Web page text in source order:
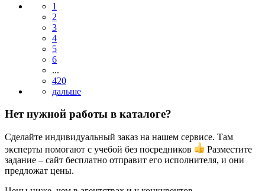
1
2
3
4
5
6
...
420
Нет нужной работы в каталоге?
Сделайте индивидуальный заказ на нашем сервисе. Там
эксперты помогают с учебой без посредников
Разместите
задание – сайт бесплатно отправит его исполнителя, и они
предложат цены.